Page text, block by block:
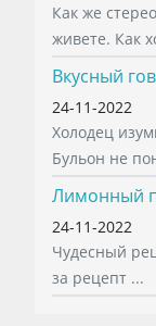
Как же
живете. Как
Вкусный
24-11-2022
Холодец
Бульон не
Лимонный
24-11-2022
Чудесный
за рецепт ...